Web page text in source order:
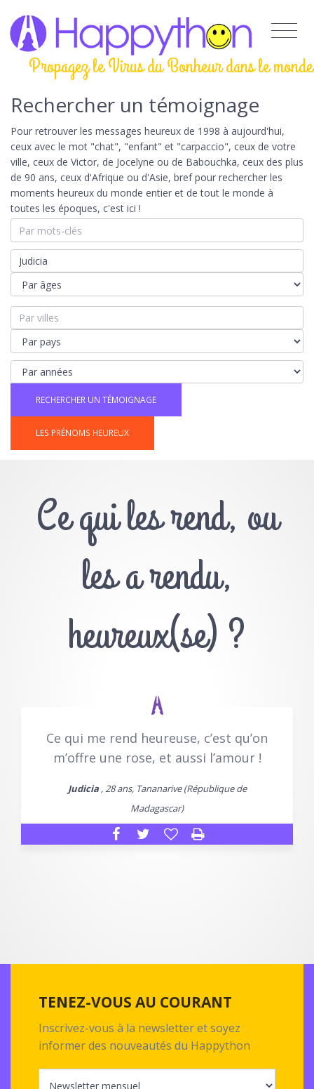
Propagez le Virus du Bonheur dans le monde
Rechercher un témoignage
Pour retrouver les messages heureux de 1998 à aujourd'hui,
ceux avec le mot "chat", "enfant" et "carpaccio", ceux de votre
ville, ceux de Victor, de Jocelyne ou de Babouchka, ceux des plus
de 90 ans, ceux d'Afrique ou d'Asie, bref pour rechercher les
moments heureux du monde entier et de tout le monde à
toutes les époques, c'est ici !
LES PRÉNOMS HEUREUX
Ce qui les rend, ou
les a rendu,
heureux(se) ?
Ce qui me rend heureuse, c’est qu’on
m’offre une rose, et aussi l’amour !
Judicia, 28 ans, Tananarive (République de
Madagascar)
TENEZ-VOUS AU COURANT
Inscrivez-vous à la newsletter et soyez
informer des nouveautés du Happython